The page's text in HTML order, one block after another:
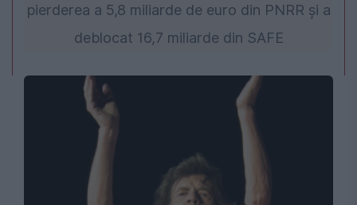
pierderea a 5,8 miliarde de euro din PNRR și a
deblocat 16,7 miliarde din SAFE